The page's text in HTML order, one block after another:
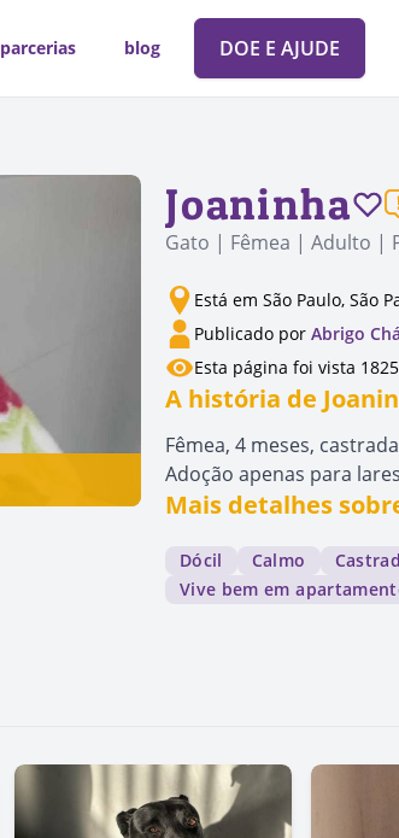
parcerias blog DOE E AJUDE
Joaninha
Gato | Fêmea | Adulto |
Está em São Paulo, São
Publicado por Abrigo
Esta página foi vista
A história de
Fêmea, 4 meses,
Adoção apenas para
Mais detalhes
Dócil Calmo
Vive bem em